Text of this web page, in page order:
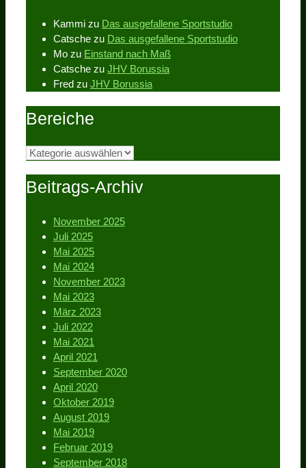
Kammi zu Das ausgefallene Sportstudio
Catsche zu Das ausgefallene Sportstudio
Mo zu Einstand nach Maß
Catsche zu JHV Borussia
Fred zu JHV Borussia
Bereiche
Bereiche
Beitrags-Archiv
November 2025
Juli 2025
Mai 2025
Mai 2024
November 2023
Mai 2023
März 2023
Juli 2022
Mai 2021
April 2021
September 2020
April 2020
Oktober 2019
August 2019
Mai 2019
Februar 2019
September 2018